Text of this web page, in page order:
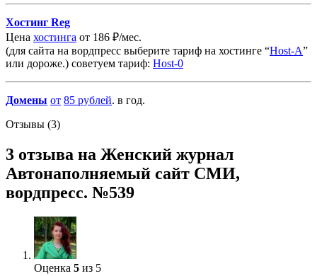
Хостинг Reg
Цена хостинга от 186 ₽/мес.
(для сайта на вордпресс выберите тариф на хостинге “Host-A”
или дороже.) советуем тариф: Host-0
Домены от 85 рублей. в год.
Отзывы (3)
3 отзыва на Женский журнал
Автонаполняемый сайт СМИ,
вордпресс. №539
Оценка 5 из 5